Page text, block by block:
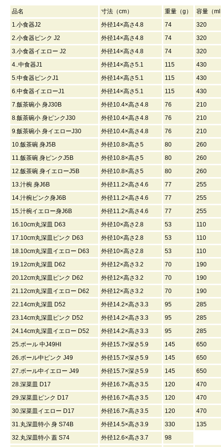
品名 寸法（cm） 重量（g）
容量（
1.小食器J2
外径14×高さ4.8 74
320
2.小食器ピンク J2
外径14×高さ4.8 74
320
3.小食器イエロー J2
外径14×高さ4.8 74
320
4..中食器J1
外径14×高さ5.1 115
430
5.中食器ピンクJ1
外径14×高さ5.1 115
430
6.中食器イエローJ1
外径14×高さ5.1 115
430
7.飯茶碗小 身J30B
外径10.4×高さ4.8 76
210
8.飯茶碗小 身ピンクJ30
外径10.4×高さ4.8 76
210
9.飯茶碗小 身イエローJ30
外径10.4×高さ4.8 76
210
10.飯茶碗 身J5B
外径10.8×高さ5 80
260
11.飯茶碗 身ピンクJ5B
外径10.8×高さ5 80
260
12.飯茶碗 身イエローJ5B
外径10.8×高さ5 80
260
13.汁椀 身J6B
外径11.2×高さ4.6 77
255
14.汁椀ピンク身J6B
外径11.2×高さ4.6 77
255
15.汁椀イエロー身J6B
外径11.2×高さ4.6 77
255
16.10cm丸深皿 D63
外径10×高さ2.8 53
110
17.10cm丸深皿ピンク D63
外径10×高さ2.8 53
110
18.10cm丸深皿イエロー D63
外径10×高さ2.8 53
110
19.12cm丸深皿 D62
外径12×高さ3.2 70
190
20.12cm丸深皿ピンク D62
外径12×高さ3.2 70
190
21.12cm丸深皿イエロー D62
外径12×高さ3.2 70
190
22.14cm丸深皿 D52
外径14.2×高さ3.3 95
285
23.14cm丸深皿ピンク D52
外径14.2×高さ3.3 95
285
24.14cm丸深皿イエロー D52
外径14.2×高さ3.3 95
285
25.ボール 中J49HI
外径15.7×深さ5.9 145
650
26.ボール中ピンク J49
外径15.7×深さ5.9 145
650
27.ボール中イエロー J49
外径15.7×深さ5.9 145
650
28.深菜皿 D17
外径16.7×高さ3.5 120
470
29.深菜皿ピンク D17
外径16.7×高さ3.5 120
470
30.深菜皿イエロー D17
外径16.7×高さ3.5 120
470
31.丸深皿特小 身 S74B
外径14.5×高さ3.9 330
135
32.丸深皿特小 蓋 S74
外径12.6×高さ3.7
98